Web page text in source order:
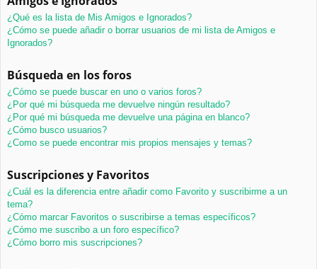
¿Qué es la lista de Mis Amigos e Ignorados?
¿Cómo se puede añadir o borrar usuarios de mi lista de Amigos e
Ignorados?
Búsqueda en los foros
¿Cómo se puede buscar en uno o varios foros?
¿Por qué mi búsqueda me devuelve ningún resultado?
¿Por qué mi búsqueda me devuelve una página en blanco?
¿Cómo busco usuarios?
¿Como se puede encontrar mis propios mensajes y temas?
Suscripciones y Favoritos
¿Cuál es la diferencia entre añadir como Favorito y suscribirme a un
tema?
¿Cómo marcar Favoritos o suscribirse a temas específicos?
¿Cómo me suscribo a un foro específico?
¿Cómo borro mis suscripciones?